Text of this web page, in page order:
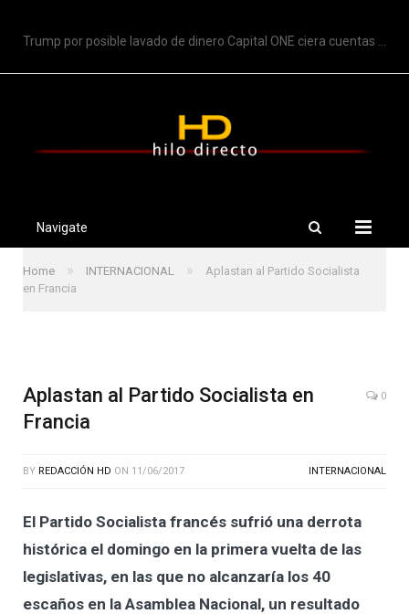
Trump por posible lavado de dinero Capital ONE ciera cuentas de Trump
Navigate
Home » INTERNACIONAL »
Aplastan al Partido Socialista
en Francia
Aplastan al Partido Socialista en
Francia
0
BY REDACCIÓN HD ON 11/06/2017 INTERNACIONAL
El Partido Socialista francés sufrió una derrota
histórica el domingo en la primera vuelta de las
legislativas, en las que no alcanzaría los 40
escaños en la Asamblea Nacional, un resultado